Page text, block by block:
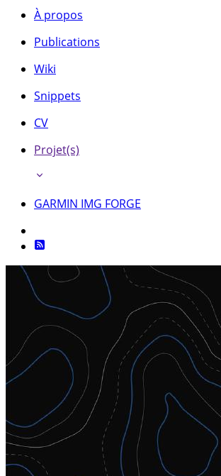
À propos
Publications
Wiki
Snippets
CV
Projet(s)
GARMIN IMG FORGE